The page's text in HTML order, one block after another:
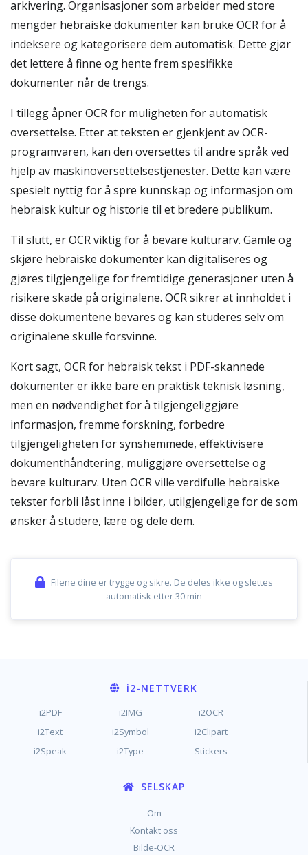
arkivering. Organisasjoner som arbeider med store
mengder hebraiske dokumenter kan bruke OCR for å
indeksere og kategorisere dem automatisk. Dette gjør
det lettere å finne og hente frem spesifikke
dokumenter når de trengs.
I tillegg åpner OCR for muligheten for automatisk
oversettelse. Etter at teksten er gjenkjent av OCR-
programvaren, kan den oversettes til andre språk ved
hjelp av maskinoversettelsestjenester. Dette kan være
spesielt nyttig for å spre kunnskap og informasjon om
hebraisk kultur og historie til et bredere publikum.
Til slutt, er OCR viktig for å bevare kulturarv. Gamle og
skjøre hebraiske dokumenter kan digitaliseres og
gjøres tilgjengelige for fremtidige generasjoner uten å
risikere skade på originalene. OCR sikrer at innholdet i
disse dokumentene bevares og kan studeres selv om
originalene skulle forsvinne.
Kort sagt, OCR for hebraisk tekst i PDF-skannede
dokumenter er ikke bare en praktisk teknisk løsning,
men en nødvendighet for å tilgjengeliggjøre
informasjon, fremme forskning, forbedre
tilgjengeligheten for synshemmede, effektivisere
dokumenthåndtering, muliggjøre oversettelse og
bevare kulturarv. Uten OCR ville verdifulle hebraiske
tekster forbli låst inne i bilder, utilgjengelige for de som
ønsker å studere, lære og dele dem.
Filene dine er trygge og sikre. De deles ikke og slettes
automatisk etter 30 min
i2-NETTVERK
i2PDF i2IMG
i2OCR
i2Text
i2Symbol
i2Clipart
i2Speak
i2Type Stickers
SELSKAP
Om
Kontakt oss
Bilde-OCR